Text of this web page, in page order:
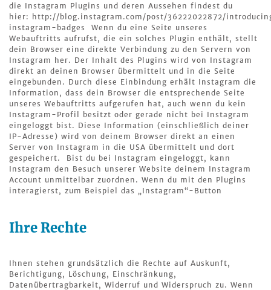
die Instagram Plugins und deren Aussehen findest du
hier: http://blog.instagram.com/post/36222022872/
instagram-badges Wenn du eine Seite unseres
Webauftritts aufrufst, die ein solches Plugin enthält, stellt
dein Browser eine direkte Verbindung zu den Servern von
Instagram her. Der Inhalt des Plugins wird von Instagram
direkt an deinen Browser übermittelt und in die Seite
eingebunden. Durch diese Einbindung erhält Instagram die
Information, dass dein Browser die entsprechende Seite
unseres Webauftritts aufgerufen hat, auch wenn du kein
Instagram-Profil besitzt oder gerade nicht bei Instagram
eingeloggt bist. Diese Information (einschließlich deiner
IP-Adresse) wird von deinem Browser direkt an einen
Server von Instagram in die USA übermittelt und dort
gespeichert. Bist du bei Instagram eingeloggt, kann
Instagram den Besuch unserer Website deinem Instagram
Account unmittelbar zuordnen. Wenn du mit den Plugins
interagierst, zum Beispiel das „Instagram“-Button
Ihre Rechte
Ihnen stehen grundsätzlich die Rechte auf Auskunft,
Berichtigung, Löschung, Einschränkung,
Datenübertragbarkeit, Widerruf und Widerspruch zu. Wenn